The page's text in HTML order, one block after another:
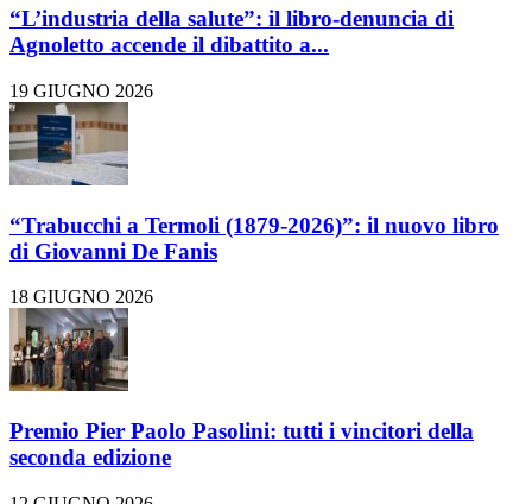
“L’industria della salute”: il libro-denuncia di
Agnoletto accende il dibattito a...
19 GIUGNO 2026
“Trabucchi a Termoli (1879-2026)”: il nuovo libro
di Giovanni De Fanis
18 GIUGNO 2026
Premio Pier Paolo Pasolini: tutti i vincitori della
seconda edizione